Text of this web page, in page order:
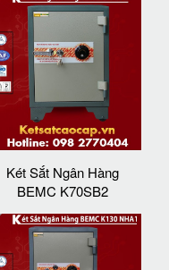
Két Sắt Ngân Hàng
BEMC K70SB2